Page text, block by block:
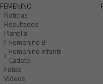
FEMENINO
Noticias
Resultados
Plantilla
Femenino B
Femenino Infantil -
Cadete
Fotos
Vídeos